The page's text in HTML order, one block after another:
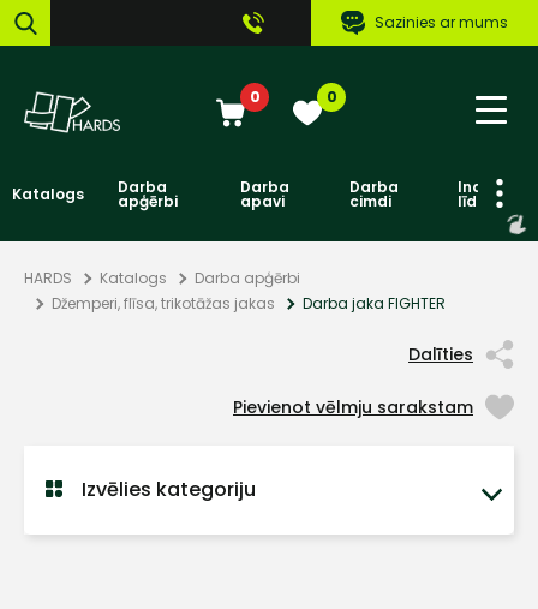
Sazinies ar mums
0 0
Katalogs Darba
apģērbi
Darba
apavi
Darba
cimdi līdzekļi
HARDS Katalogs
Darba apģērbi
Džemperi, flīsa, trikotāžas jakas
Darba jaka FIGHTER
Dalīties
Pievienot vēlmju sarakstam
Izvēlies kategoriju